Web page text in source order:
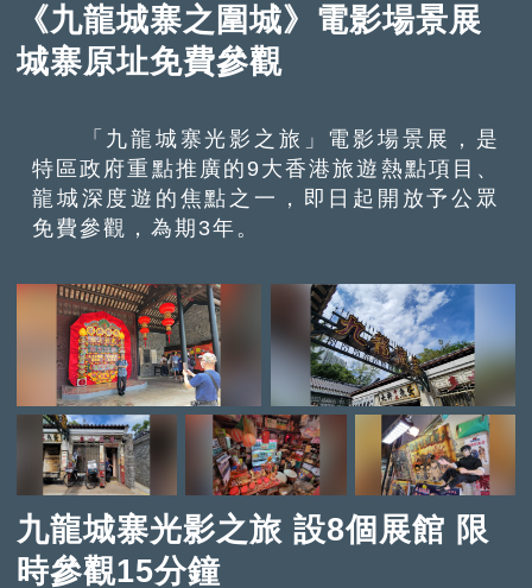
《九龍城寨之圍城》電影場景展
城寨原址免費參觀
「九龍城寨光影之旅」電影場景展，是
特區政府重點推廣的9大香港旅遊熱點項目、
龍城深度遊的焦點之一，即日起開放予公眾
免費參觀，為期3年。
九龍城寨光影之旅 設8個展館 限
時參觀15分鐘